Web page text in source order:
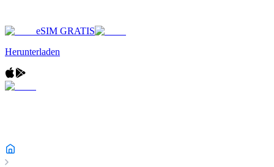
eSIM GRATIS
Herunterladen